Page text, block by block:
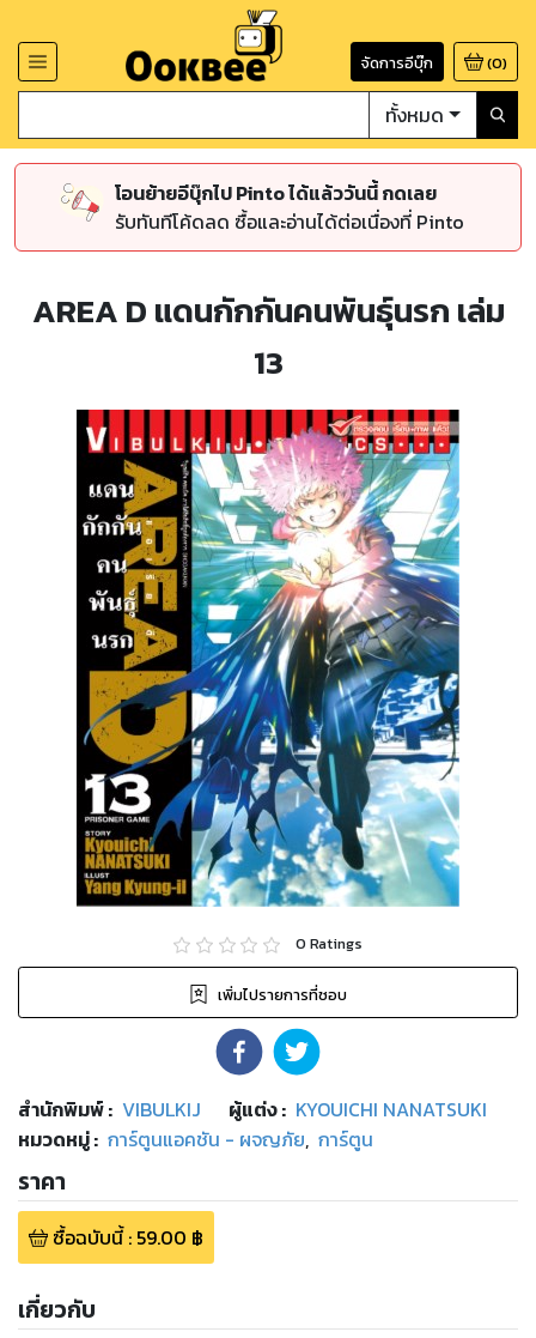
จัดการอีบุ๊ก (0)
ทั้งหมด
โอนย้ายอีบุ๊กไป Pinto ได้แล้ววันนี้ กดเลย
รับทันทีโค้ดลด ซื้อและอ่านได้ต่อเนื่องที่ Pinto
AREA D แดนกักกันคนพันธุ์นรก เล่ม
13
0 Ratings
เพิ่มไปรายการที่ชอบ
สำนักพิมพ์: VIBULKIJ ผู้แต่ง : KYOUICHI NANATSUKI
หมวดหมู่: การ์ตูนแอคชัน - ผจญภัย, การ์ตูน
ราคา
ซื้อฉบับนี้: 59.00 ฿
เกี่ยวกับ